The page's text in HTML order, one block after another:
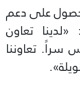
على دعم
تعاون
تعاوننا